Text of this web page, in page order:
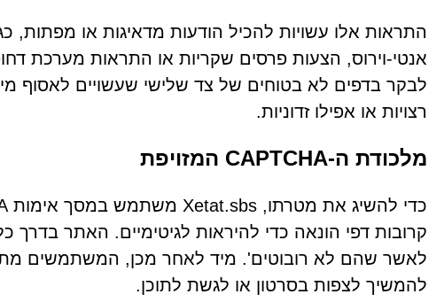
התראות אלו עשויות להכיל הודעות מדאיגות או מפתות,
אנטי-וירוס, הצעות פרסים שקריות או התראות מערכת
לבקר בדפים לא בטוחים של צד שלישי שעשויים לאסוף
רצויות או אפילו זדוניות.
מלכודת ה-CAPTCHA המזויפת
קרובות דפי הונאה כדי להיראות לגיטימיים. האתר בדרך
לאשר שהם לא רובוטים'. מיד לאחר מכן, המשתמשים
להמשיך לצפות בסרטון או לגשת לתוכן.